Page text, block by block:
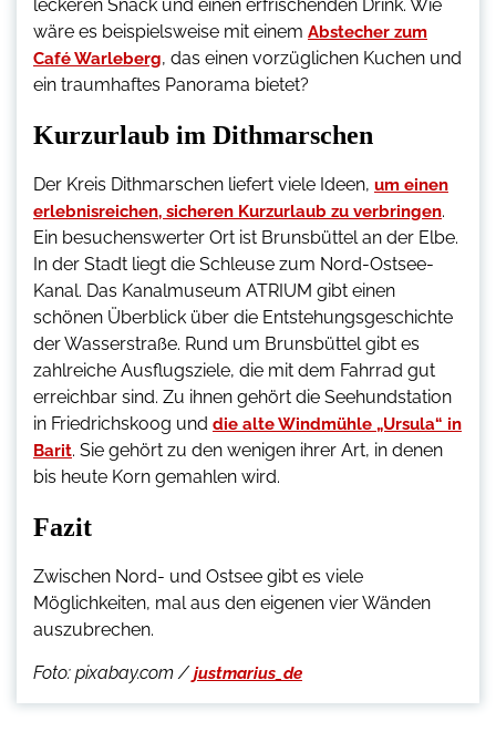
leckeren Snack und einen erfrischenden Drink. Wie
wäre es beispielsweise mit einem Abstecher zum
Café Warleberg, das einen vorzüglichen Kuchen und
ein traumhaftes Panorama bietet?
Kurzurlaub im Dithmarschen
Der Kreis Dithmarschen liefert viele Ideen, um einen
erlebnisreichen, sicheren Kurzurlaub zu verbringen.
Ein besuchenswerter Ort ist Brunsbüttel an der Elbe.
In der Stadt liegt die Schleuse zum Nord-Ostsee-
Kanal. Das Kanalmuseum ATRIUM gibt einen
schönen Überblick über die Entstehungsgeschichte
der Wasserstraße. Rund um Brunsbüttel gibt es
zahlreiche Ausflugsziele, die mit dem Fahrrad gut
erreichbar sind. Zu ihnen gehört die Seehundstation
in Friedrichskoog und die alte Windmühle „Ursula“ in
Barit. Sie gehört zu den wenigen ihrer Art, in denen
bis heute Korn gemahlen wird.
Fazit
Zwischen Nord- und Ostsee gibt es viele
Möglichkeiten, mal aus den eigenen vier Wänden
auszubrechen.
Foto: pixabay.com /justmarius_de